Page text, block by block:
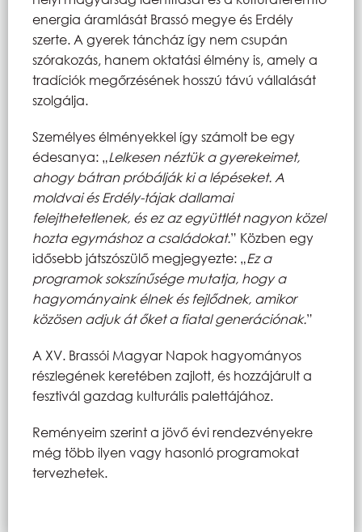
energia áramlását Brassó megye és Erdély
szerte. A gyerek táncház így nem csupán
szórakozás, hanem oktatási élmény is, amely a
tradíciók megőrzésének hosszú távú vállalását
szolgálja.
Személyes élményekkel így számolt be egy
édesanya: „Lelkesen néztük a gyerekeimet,
ahogy bátran próbálják ki a lépéseket. A
moldvai és Erdély-tájak dallamai
felejthetetlenek, és ez az együttlét nagyon közel
hozta egymáshoz a családokat.” Közben egy
idősebb játszószülő megjegyezte: „Ez a
programok sokszínűsége mutatja, hogy a
hagyományaink élnek és fejlődnek, amikor
közösen adjuk át őket a fiatal generációnak.”
A XV. Brassói Magyar Napok hagyományos
részlegének keretében zajlott, és hozzájárult a
fesztivál gazdag kulturális palettájához.
Reményeim szerint a jövő évi rendezvényekre
még több ilyen vagy hasonló programokat
tervezhetek.